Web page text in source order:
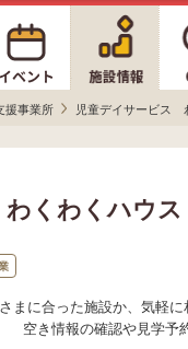
援事業所 児童デイサービス
くわくハウ
まに合った施設か、気軽に
空き情報の確認や見学予